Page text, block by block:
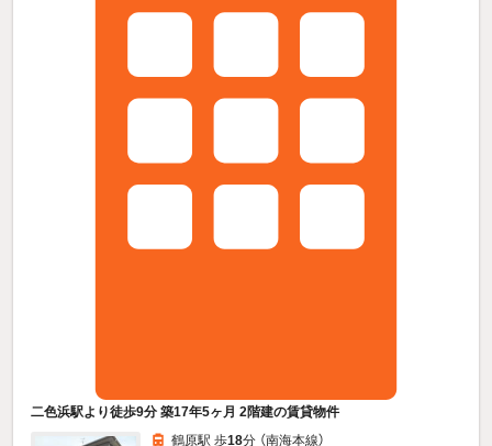
二色浜駅より徒歩9分 築17年5ヶ月 2階建の賃貸物件
鶴原駅 歩18分 （南海本線）